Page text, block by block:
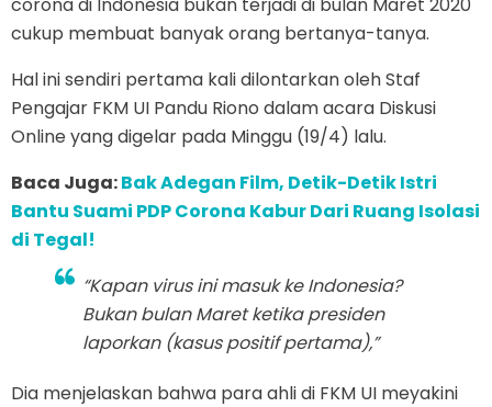
cukup membuat banyak orang bertanya-tanya.
Hal ini sendiri pertama kali dilontarkan oleh Staf
Pengajar FKM UI Pandu Riono dalam acara Diskusi
Online yang digelar pada Minggu (19/4) lalu.
Baca Juga:Bak Adegan Film, Detik-Detik Istri
Bantu Suami PDP Corona Kabur Dari Ruang Isolasi
di Tegal!
“Kapan virus ini masuk ke Indonesia?
Bukan bulan Maret ketika presiden
laporkan (kasus positif pertama),”
Dia menjelaskan bahwa para ahli di FKM UI meyakini